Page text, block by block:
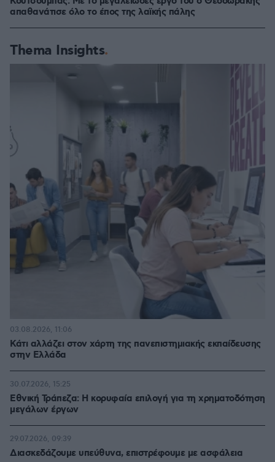
απαθανάτισε όλο το έπος της λαϊκής πάλης
Thema Insights
Κάτι αλλάζει στον χάρτη της πανεπιστημιακής εκπαίδευσης
στην Ελλάδα
03.08.2026, 11:06
Εθνική Τράπεζα: Η κορυφαία επιλογή για τη χρηματοδότηση
μεγάλων έργων
30.07.2026, 15:25
Διασκεδάζουμε υπεύθυνα, επιστρέφουμε με ασφάλεια
29.07.2026, 09:39